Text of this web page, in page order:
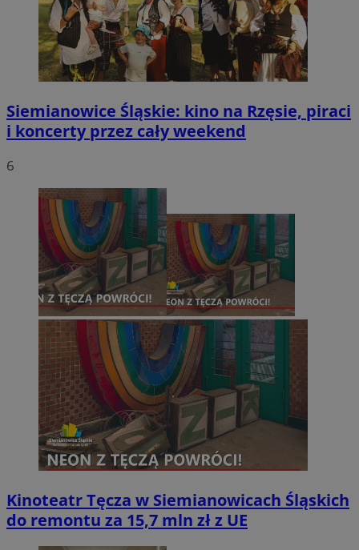
Siemianowice Śląskie: kino na Rzęsie, piraci
i koncerty przez cały weekend
6
Kinoteatr Tęcza w Siemianowicach Śląskich
do remontu za 15,7 mln zł z UE